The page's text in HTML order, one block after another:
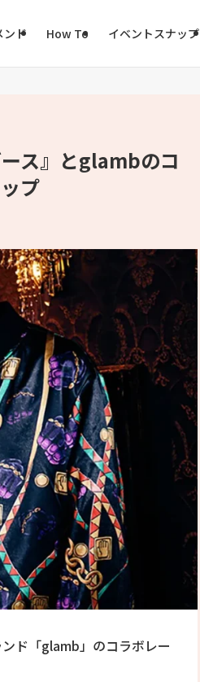
ド How To イベントスナップ
ス』とglambのコ
プ
ド「glamb」のコラボレー